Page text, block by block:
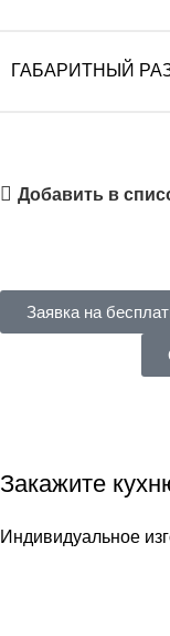
ГАБАРИТНЫЙ
Добавить в
Заявка на
Закажите
Индивидуальное